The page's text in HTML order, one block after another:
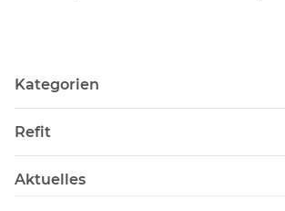
Kategorien
Refit
Aktuelles